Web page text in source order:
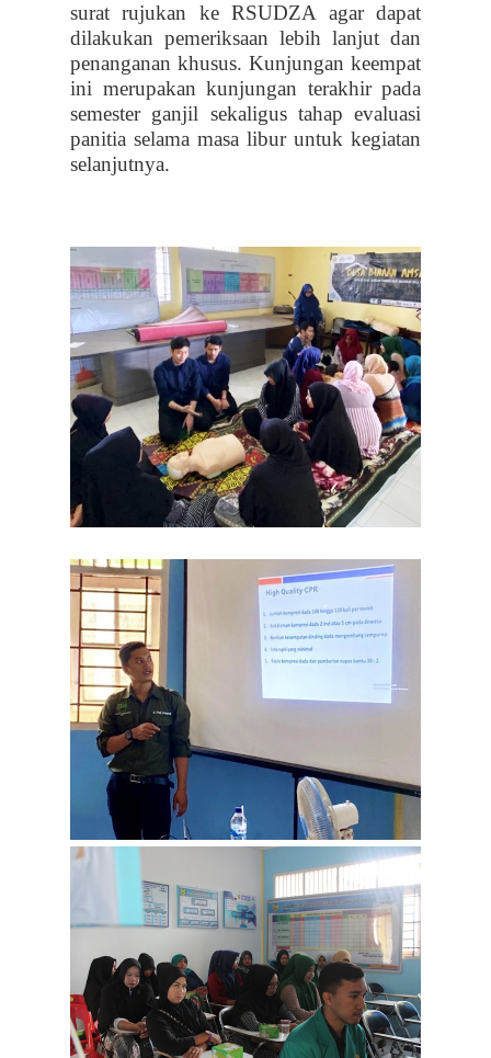
surat rujukan ke RSUDZA agar dapat
dilakukan pemeriksaan lebih lanjut dan
penanganan khusus. Kunjungan keempat
ini merupakan kunjungan terakhir pada
semester ganjil sekaligus tahap evaluasi
panitia selama masa libur untuk kegiatan
selanjutnya.